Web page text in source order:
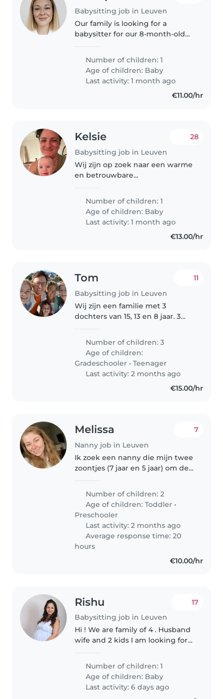
Babysitting job in Leuven
Our family is looking for a
babysitter for our 8-month-old
he is sick and unable to attend
daycare. I work as a nurse, so my
work schedule varies from..
Number of children: 1
Age of children: Baby
Last activity: 1 month ago
€11.00/hr
Kelsie
Babysitting job in Leuven
28
Wij zijn op zoek naar een warme
en betrouwbare
energieke, spraakzame en
speelse baby. Ons gezin
waardeert een vriendelijke en
veilige omgeving, en we hopen..
Number of children: 1
Age of children: Baby
Last activity: 1 month ago
€13.00/hr
Tom
Babysitting job in Leuven
11
Wij zijn een familie met 3
dochters van 15, 13 en 8 jaar. 3
onze jongste dochter zoeken we
iemand om haar op te vangen
na school tot aan het
avondeten...
Number of children: 3
Age of children:
Gradeschooler •Teenager
Last activity: 2 months ago
€15.00/hr
Melissa
Nanny job in Leuven
7
Ik zoek een nanny die mijn twee
zoontjes (7 jaar en 5 jaar) om de
halen. Het gaat over donderdag
en vrijdag. Ik ben een..
Number of children: 2
Age of children:Toddler •
Preschooler
Last activity: 2 months ago
Average response time: 20
hours
€10.00/hr
Rishu
Babysitting job in Leuven
17
Hi ! We are family of 4 . Husband
wife and 2 kids I am looking for
help with my younger one. We
both are full work time parents ,
so need some one..
Number of children: 1
Age of children: Baby
Last activity: 6 days ago